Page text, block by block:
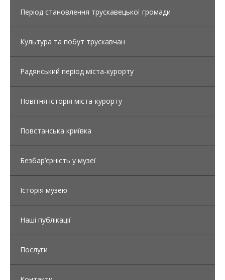
Період становлення трускавецької громади
Культура та побут трускавчан
Радянський період міста-курорту
Новітня історія міста-курорту
Повстанська криївка
Безбар’єрність у музеї
Історія музею
Наші публікації
Послуги